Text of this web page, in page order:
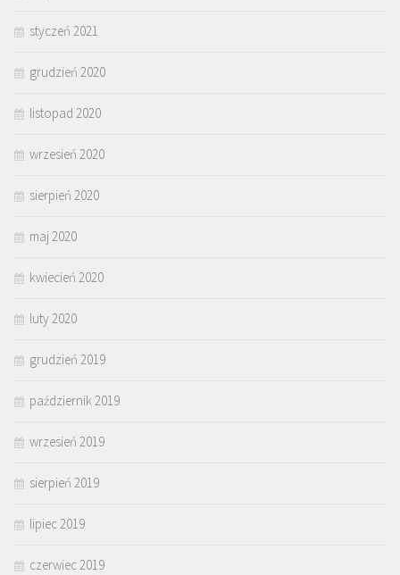
styczeń 2021
grudzień 2020
listopad 2020
wrzesień 2020
sierpień 2020
maj 2020
kwiecień 2020
luty 2020
grudzień 2019
październik 2019
wrzesień 2019
sierpień 2019
lipiec 2019
czerwiec 2019